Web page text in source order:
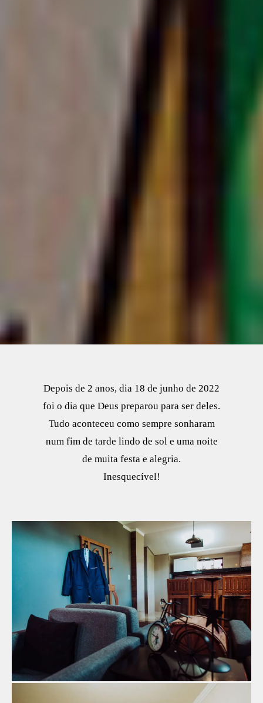
Depois de 2 anos, dia 18 de junho de 2022
foi o dia que Deus preparou para ser deles.
Tudo aconteceu como sempre sonharam
num fim de tarde lindo de sol e uma noite
de muita festa e alegria.
Inesquecível!